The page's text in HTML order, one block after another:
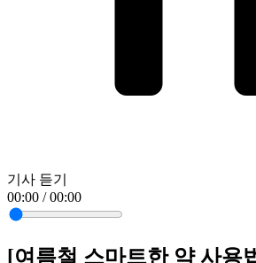
기사 듣기
00:00 / 00:00
[여름철 스마트한 약 사용